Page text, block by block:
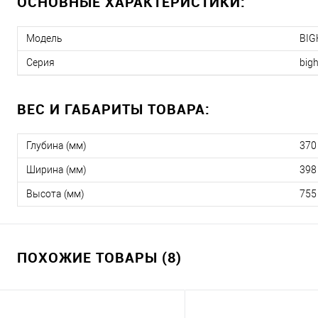
Модель
Серия bigh
ВЕС И ГАБАРИТЫ ТОВАРА:
Глубина (мм) 370
Ширина (мм) 398
Высота (мм) 755
ПОХОЖИЕ ТОВАРЫ (8)